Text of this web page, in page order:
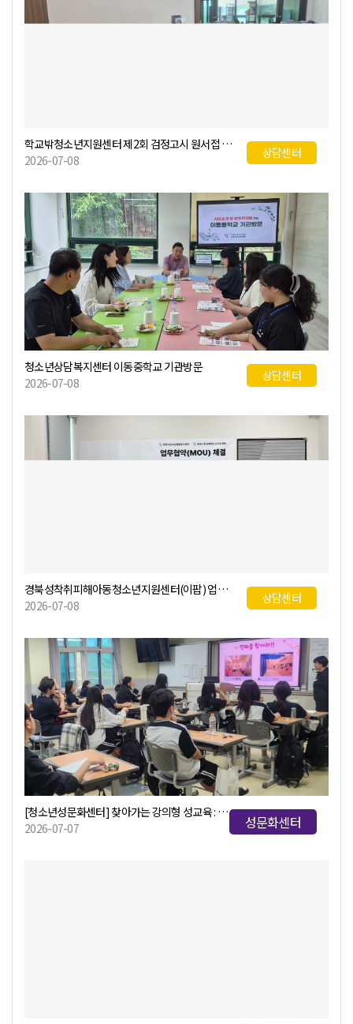
학교밖청소년지원센터 제2회 검정고시 원서접 수대행
2026-07-08
상담센터
청소년상담복지센터 이동중학교 기관방문
2026-07-08
상담센터
경북성착취피해아동청소년지원센터(이팝) 업무협약식
2026-07-08
상담센터
[청소년성문화센터] 찾아가는 강의형 성교육 : 장성고
2026-07-07
성문화센터